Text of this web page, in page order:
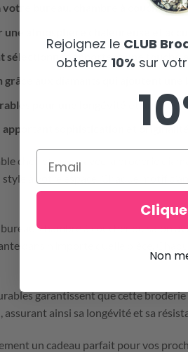
bureau, chambre à coucher ou
atmosphère chaleureuse et
sélectionnés apportent une touche
aux diamants qui ajoutent une
pour une longévité et une
sophistication et
chef-d’œuvre avec la broderie
à votre espace. Chaque motif
chambre à coucher ou salon
dans n’importe quelle pièce.
garantissent que cette
ainsi sa longévité et sa
un cadeau parfait pour vos
Rejoignez le CLUB
obtenez 10% sur
Non